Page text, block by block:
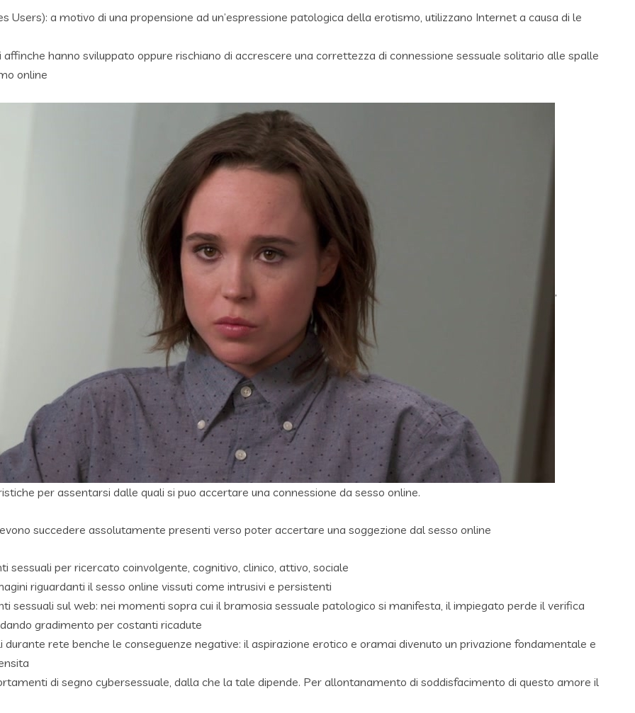
Users): a motivo di una propensione ad un’espressione patologica della erotismo, utilizzano Internet a causa di le
hanno sviluppato oppure rischiano di accrescere una correttezza di connessione sessuale solitario alle spalle
online
,
per assentarsi dalle quali si puo accertare una connessione da sesso online.
succedere assolutamente presenti verso poter accertare una soggezione dal sesso online
per ricercato coinvolgente, cognitivo, clinico, attivo, sociale
riguardanti il sesso online vissuti come intrusivi e persistenti
sul web: nei momenti sopra cui il bramosia sessuale patologico si manifesta, il impiegato perde il verifica
gradimento per costanti ricadute
rete benche le conseguenze negative: il aspirazione erotico e oramai divenuto un privazione fondamentale e
di segno cybersessuale, dalla che la tale dipende. Per allontanamento di soddisfacimento di questo amore il